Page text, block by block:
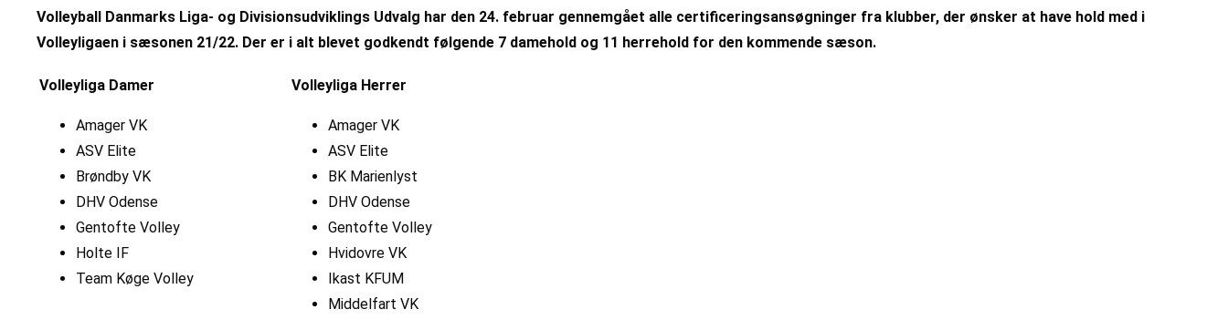
Volleyball Danmarks Liga- og Divisionsudviklings Udvalg har den 24. februar gennemgået alle certificeringsansøgninger fra klubber, der ønsker at have hold med i
Volleyligaen i sæsonen 21/22. Der er i alt blevet godkendt følgende 7 damehold og 11 herrehold for den kommende sæson.
Volleyliga Damer
Amager VK
ASV Elite
Brøndby VK
DHV Odense
Gentofte Volley
Holte IF
Team Køge Volley
Volleyliga Herrer
Amager VK
ASV Elite
BK Marienlyst
DHV Odense
Gentofte Volley
Hvidovre VK
Ikast KFUM
Middelfart VK